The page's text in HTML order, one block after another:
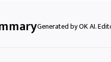
Generated by OK AI.